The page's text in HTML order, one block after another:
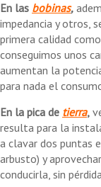
En las bobinas,
impedancia y otros,
primera calidad
conseguimos unos
aumentan la
para nada el
En la pica de tierra,
resulta para la
a clavar dos puntas
arbusto) y
conducirla, sin